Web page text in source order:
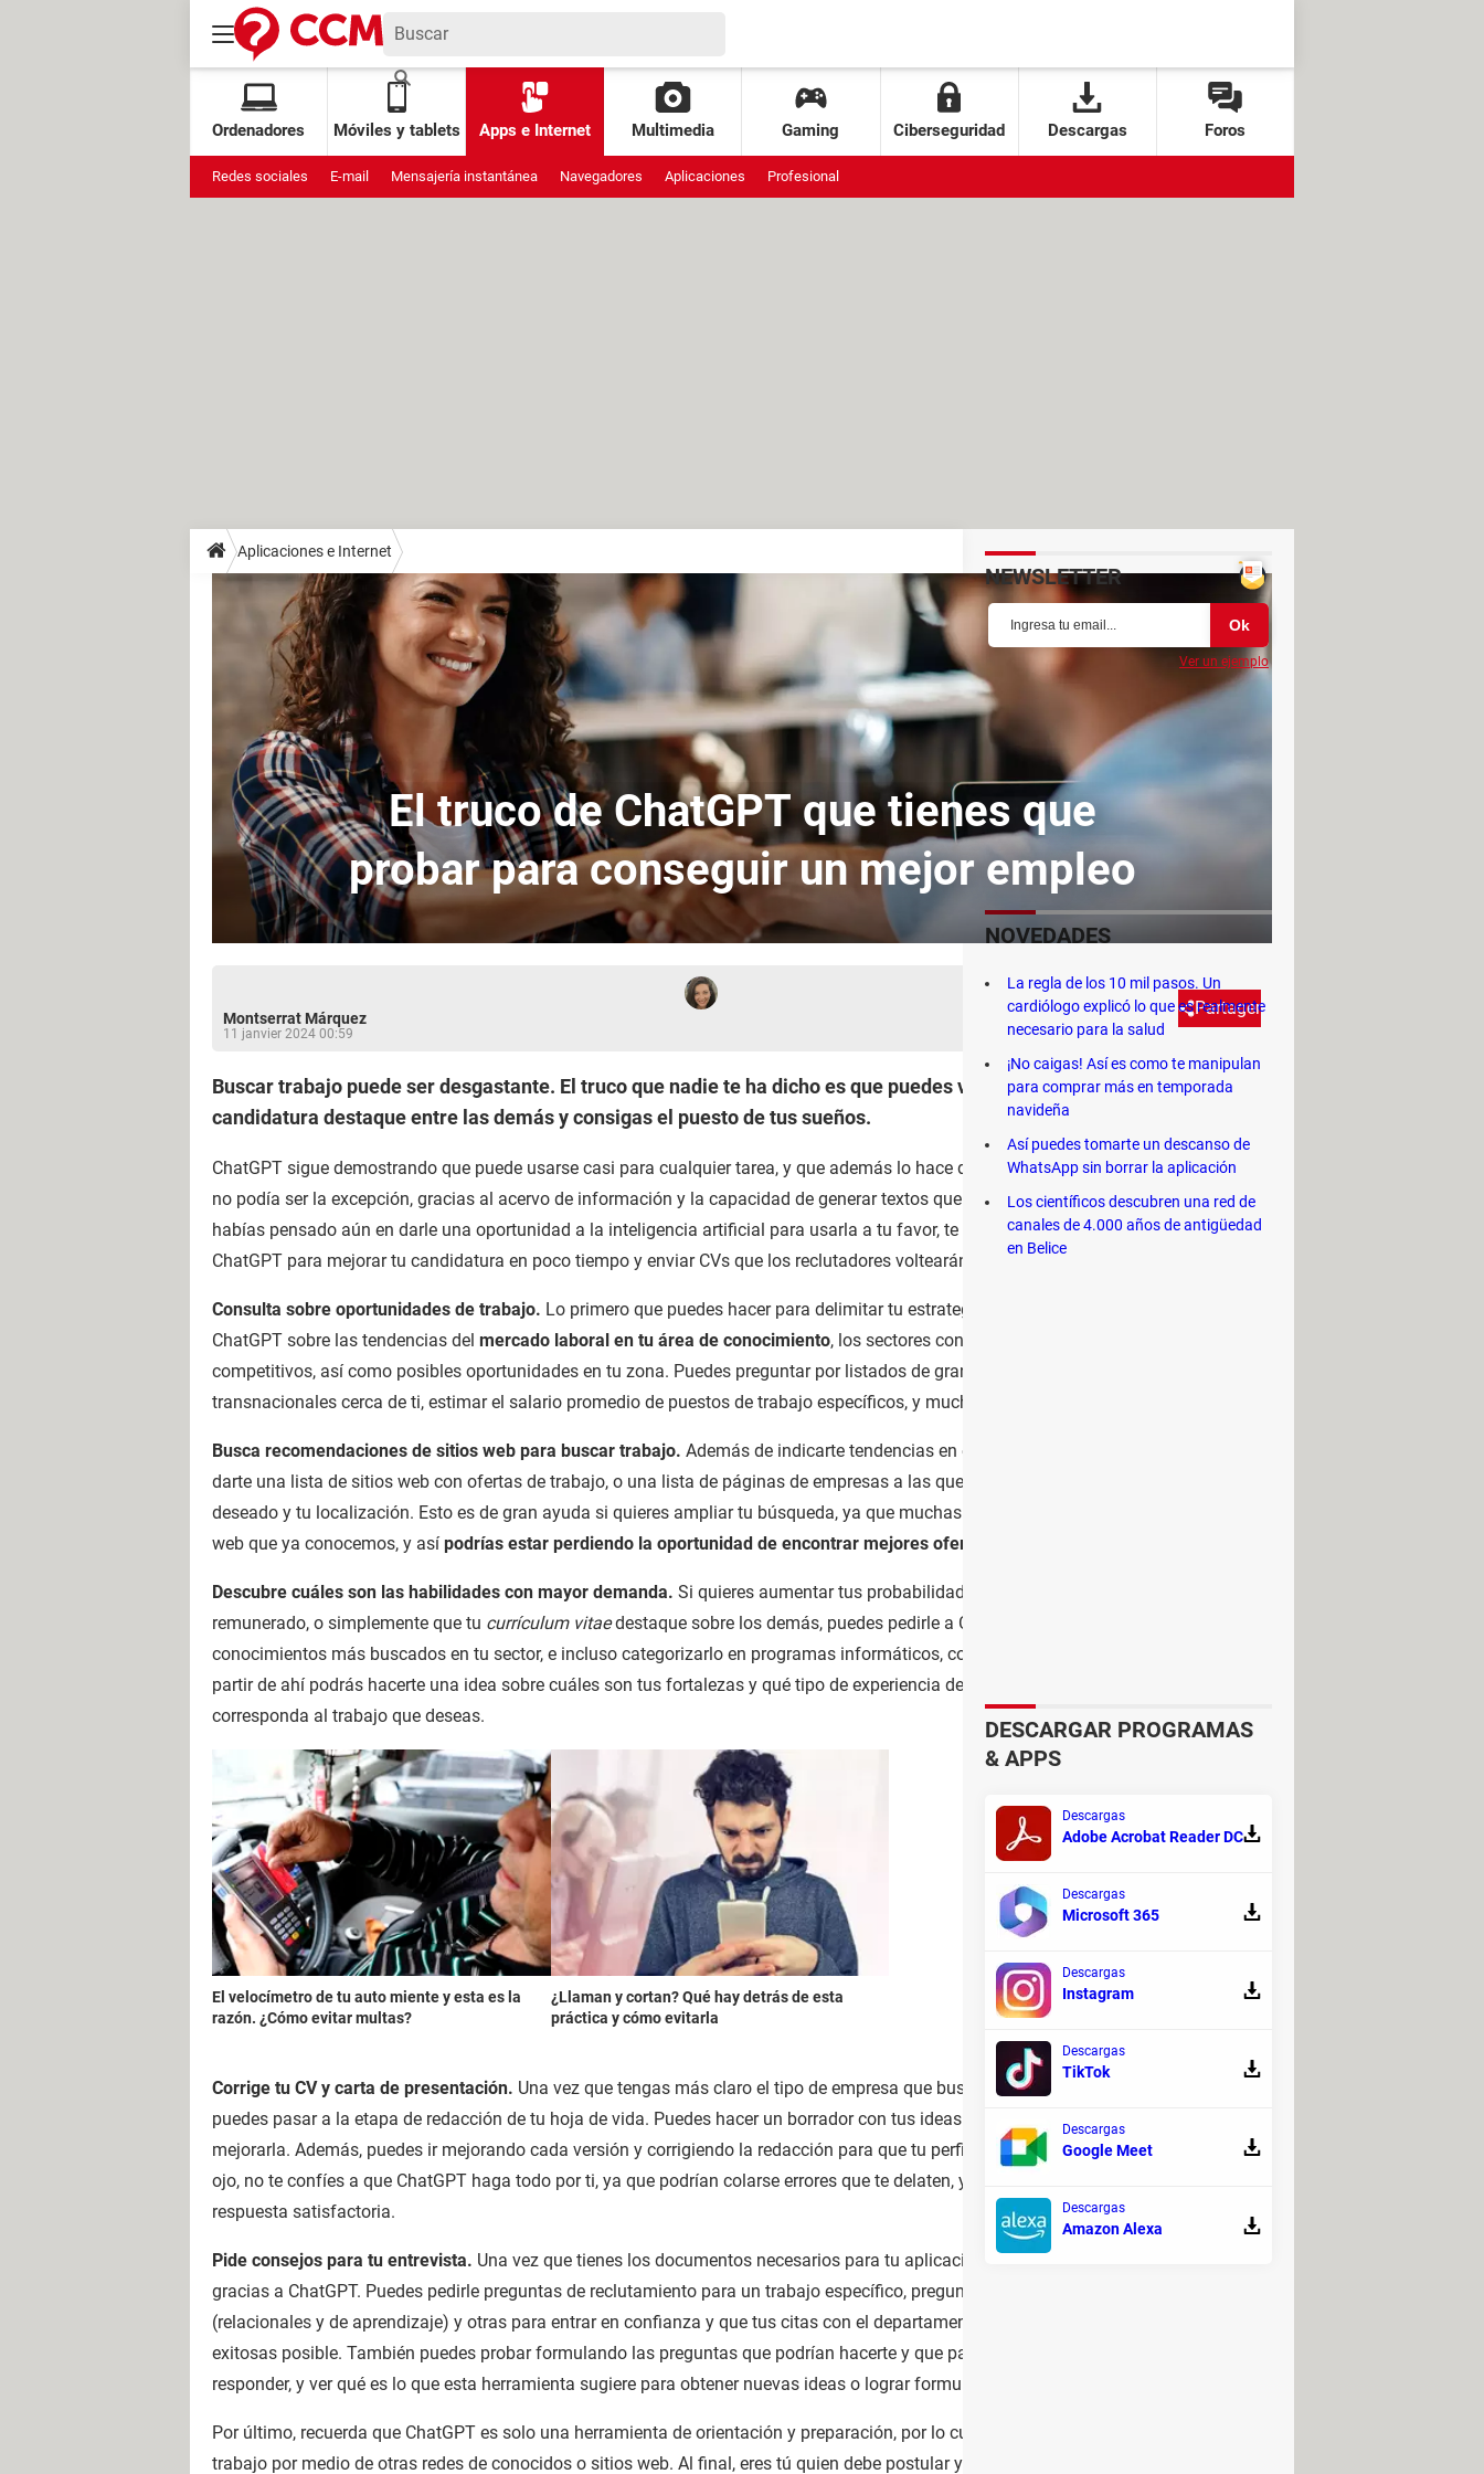
Ordenadores Móviles y tablets Apps e Internet Multimedia Gaming Ciberseguridad Descargas Foros
Redes sociales E-mail Mensajería instantánea Navegadores Aplicaciones Profesional
Aplicaciones e Internet
El truco de ChatGPT que tienes que
probar para conseguir un mejor empleo
Montserrat Márquez
11 janvier 2024 00:59
Partager
Buscar trabajo puede ser desgastante. El truco que nadie te ha dicho es que puedes valerte de ChatGPT para que tu
candidatura destaque entre las demás y consigas el puesto de tus sueños.
ChatGPT sigue demostrando que puede usarse casi para cualquier tarea, y que además lo hace de maravilla. La búsqueda de empleo
no podía ser la excepción, gracias al acervo de información y la capacidad de generar textos que parecen hechos por un humano. Si no
habías pensado aún en darle una oportunidad a la inteligencia artificial para usarla a tu favor, te contamos cómo puedes usar
ChatGPT para mejorar tu candidatura en poco tiempo y enviar CVs que los reclutadores voltearán a ver.
Consulta sobre oportunidades de trabajo. Lo primero que puedes hacer para delimitar tu estrategia de búsqueda es consultar a
ChatGPT sobre las tendencias del mercado laboral en tu área de conocimiento, los sectores con mayor demanda y salarios
competitivos, así como posibles oportunidades en tu zona. Puedes preguntar por listados de grandes empresas nacionales y
transnacionales cerca de ti, estimar el salario promedio de puestos de trabajo específicos, y mucho más.
Busca recomendaciones de sitios web para buscar trabajo. Además de indicarte tendencias en el mercado laboral, ChatGPT puede
darte una lista de sitios web con ofertas de trabajo, o una lista de páginas de empresas a las que podrías postular según el puesto
deseado y tu localización. Esto es de gran ayuda si quieres ampliar tu búsqueda, ya que muchas veces nos conformamos con los sitios
web que ya conocemos, y así podrías estar perdiendo la oportunidad de encontrar mejores ofertas
Descubre cuáles son las habilidades con mayor demanda. Si quieres aumentar tus probabilidades de obtener un trabajo bien
remunerado, o simplemente que tu currículum vitaedestaque sobre los demás, puedes pedirle a ChatGPT una lista con las habilidades y
conocimientos más buscados en tu sector, e incluso categorizarlo en programas informáticos, conocimientos específicos y
partir de ahí podrás hacerte una idea sobre cuáles son tus fortalezas y qué tipo de experiencia debes adquirir para que tu perfil
corresponda al trabajo que deseas.
El velocímetro de tu auto miente y esta es la
razón. ¿Cómo evitar multas?
¿Llaman y cortan? Qué hay detrás de esta
práctica y cómo evitarla
Corrige tu CV y carta de presentación. Una vez que tengas más claro el tipo de empresa que buscas y el perfil de su candidato ideal,
puedes pasar a la etapa de redacción de tu hoja de vida. Puedes hacer un borrador con tus ideas y pedirle a ChatGPT que te ayude a
mejorarla. Además, puedes ir mejorando cada versión y corrigiendo la redacción para que tu perfil sea más llamativo y profesional. Pero
ojo, no te confíes a que ChatGPT haga todo por ti, ya que podrían colarse errores que te delaten, y ahí es seguro que no recibirás una
respuesta satisfactoria.
Pide consejos para tu entrevista. Una vez que tienes los documentos necesarios para tu aplicación, puedes practicar tus entrevistas
gracias a ChatGPT. Puedes pedirle preguntas de reclutamiento para un trabajo específico, preguntas sobre habilidades blandas
(relacionales y de aprendizaje) y otras para entrar en confianza y que tus citas con el departamento de Recursos Humanos sean lo más
exitosas posible. También puedes probar formulando las preguntas que podrían hacerte y que parecen un poco complicadas de
responder, y ver qué es lo que esta herramienta sugiere para obtener nuevas ideas o lograr formular las tuyas con mayor claridad.
Por último, recuerda que ChatGPT es solo una herramienta de orientación y preparación, por lo cual te recomendamos buscar ofertas de
trabajo por medio de otras redes de conocidos o sitios web. Al final, eres tú quien debe postular y enviar tus documentos, pero gracias a
NEWSLETTER
Ver un ejemplo
NOVEDADES
La regla de los 10 mil pasos. Un
cardiólogo explicó lo que es realmente
necesario para la salud
¡No caigas! Así es como te manipulan
para comprar más en temporada
navideña
Así puedes tomarte un descanso de
WhatsApp sin borrar la aplicación
Los científicos descubren una red de
canales de 4.000 años de antigüedad
en Belice
DESCARGAR PROGRAMAS
& APPS
Descargas
Adobe Acrobat Reader DC
Descargas
Microsoft 365
Descargas
Instagram
Descargas
TikTok
Descargas
Google Meet
Descargas
Amazon Alexa